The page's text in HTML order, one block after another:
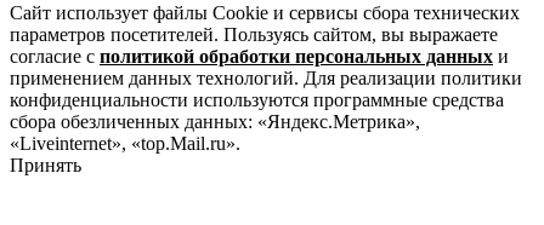
Сайт использует файлы Cookie и сервисы сбора технических
параметров посетителей. Пользуясь сайтом, вы выражаете
согласие с политикой обработки персональных данных и
применением данных технологий. Для реализации политики
конфиденциальности используются программные средства
сбора обезличенных данных: «Яндекс.Метрика»,
«Liveinternet», «top.Mail.ru».
Принять